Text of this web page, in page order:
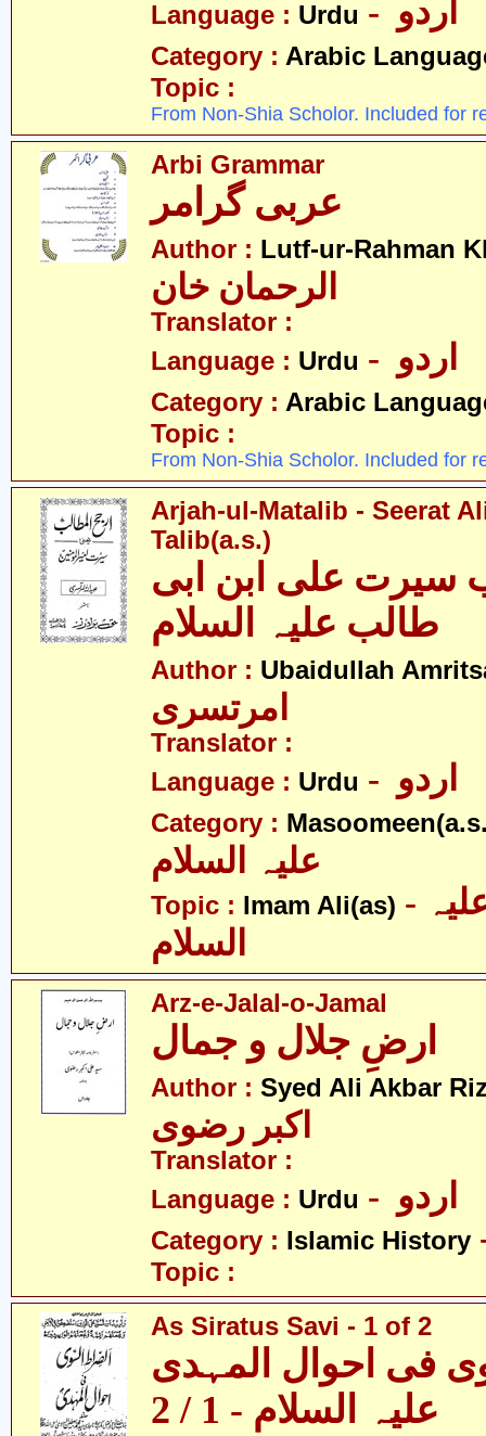
Language : Urdu
Category : Arabic
Topic :
From Non-Shia Scholor. Included for
Arbi Grammar
عربی گرامر
Author : Lutf-ur-Rahman
الرحمان خان
Translator :
Language : Urdu
Category : Arabic
Topic :
From Non-Shia Scholor. Included for
Arjah-ul-Matalib - Seerat
Talib(a.s.)
سیرت علی ابن ابی
طالب علیہ السلام
Author : Ubaidullah
امرتسری
Translator :
Language : Urdu
Category :
Topic : Imam Ali(as) - امام علی علیہ
السلام
Arz-e-Jalal-o-Jamal
Author : Syed Ali Akbar
اکبر رضوی
Translator :
Language : Urdu
Category : Islamic History
Topic :
As Siratus Savi - 1 of 2
فی احوال المہدی
علیہ السلام - 1 / 2